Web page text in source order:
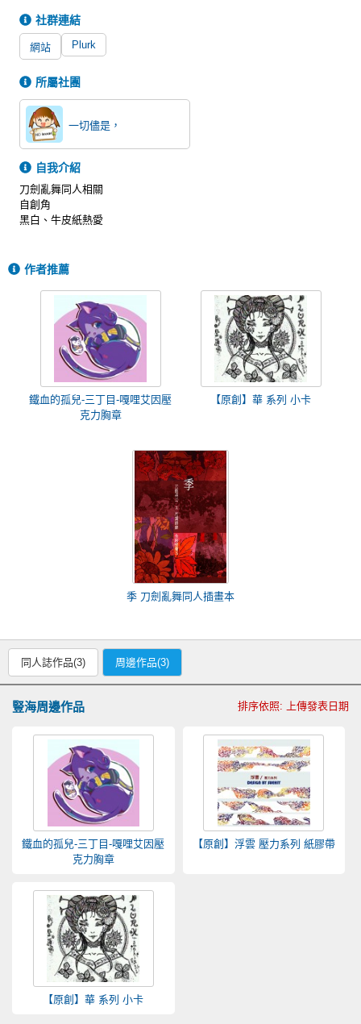
社群連結
網站 Plurk
所屬社團
一切儘是，
自我介紹
刀劍亂舞同人相關
自創角
黑白、牛皮紙熱愛
作者推薦
鐵血的孤兒-三丁目-嘎哩艾因壓
克力胸章
【原創】華 系列 小卡
季 刀劍亂舞同人插畫本
同人誌作品(3) 周邊作品(3)
豎海周邊作品 排序依照: 上傳發表日期
鐵血的孤兒-三丁目-嘎哩艾因壓
克力胸章
【原創】浮雲 壓力系列 紙膠帶
【原創】華 系列 小卡